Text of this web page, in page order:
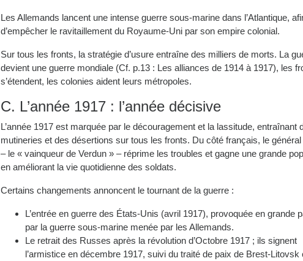
Les Allemands lancent une intense guerre sous-marine dans l’Atlantique,
d’empêcher le ravitaillement du Royaume-Uni par son empire colonial.
Sur tous les fronts, la stratégie d’usure entraîne des milliers de morts. La
devient une guerre mondiale (Cf. p.13 : Les alliances de 1914 à 1917), les
s’étendent, les colonies aident leurs métropoles.
C. L’année 1917 : l’année décisive
L’année 1917 est marquée par le découragement et la lassitude, entraînant
mutineries et des désertions sur tous les fronts. Du côté français, le général
– le « vainqueur de Verdun » – réprime les troubles et gagne une grande
en améliorant la vie quotidienne des soldats.
Certains changements annoncent le tournant de la guerre :
L’entrée en guerre des États-Unis (avril 1917), provoquée en grande
par la guerre sous-marine menée par les Allemands.
Le retrait des Russes après la révolution d’Octobre 1917 ; ils signent
l’armistice en décembre 1917, suivi du traité de paix de Brest-Litovsk